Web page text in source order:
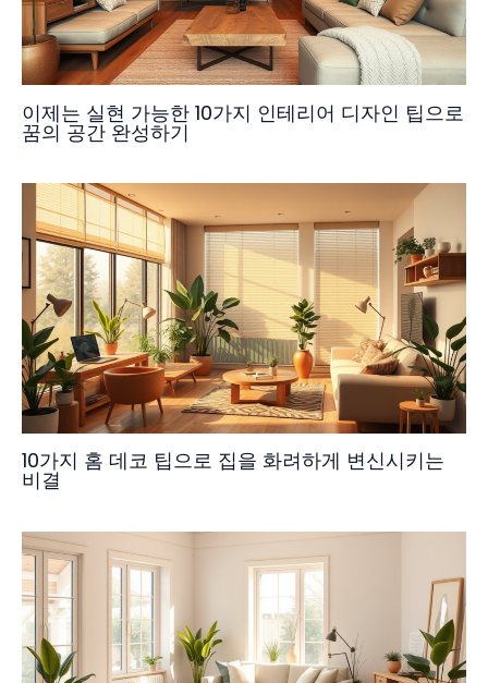
이제는 실현 가능한 10가지 인테리어 디자인 팁으로
꿈의 공간 완성하기
10가지 홈 데코 팁으로 집을 화려하게 변신시키는
비결